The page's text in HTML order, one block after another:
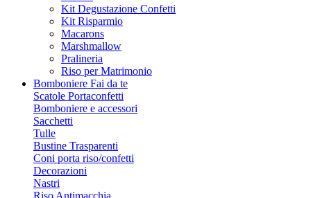
Kit Degustazione Confetti
Kit Risparmio
Macarons
Marshmallow
Pralineria
Riso per Matrimonio
Bomboniere Fai da te
Scatole Portaconfetti
Bomboniere e accessori
Sacchetti
Tulle
Bustine Trasparenti
Coni porta riso/confetti
Decorazioni
Nastri
Riso Antimacchia